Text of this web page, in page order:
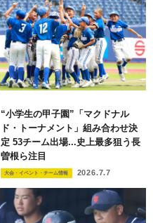
“小学生の甲子園”「マクドナル
ド・トーナメント」組み合わせ決
定 53チーム出場...史上最多狙う長
曽根ら注目
大会・イベント・チーム情報 2026.7.7